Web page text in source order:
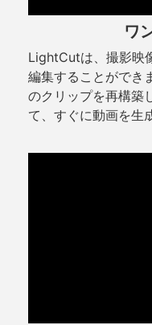
ワ
LightCutは、撮影映
編集することができ
のクリップを再構築
て、すぐに動画を生